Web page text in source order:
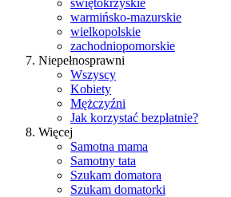
świętokrzyskie
warmińsko-mazurskie
wielkopolskie
zachodniopomorskie
Niepełnosprawni
Wszyscy
Kobiety
Mężczyźni
Jak korzystać bezpłatnie?
Więcej
Samotna mama
Samotny tata
Szukam domatora
Szukam domatorki